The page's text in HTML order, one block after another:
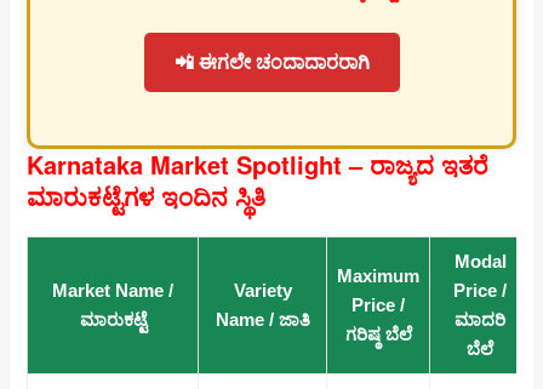
📲 ಈಗಲೇ ಚಂದಾದಾರರಾಗಿ
Karnataka Market Spotlight – ರಾಜ್ಯದ ಇತರೆ
ಮಾರುಕಟ್ಟೆಗಳ ಇಂದಿನ ಸ್ಥಿತಿ
Market Name /
ಮಾರುಕಟ್ಟೆ
Variety
Name / ಜಾತಿ
Maximum
Price /
ಗರಿಷ್ಠ ಬೆಲೆ
Modal
Price /
ಮಾದರಿ
ಬೆಲೆ